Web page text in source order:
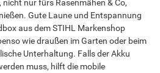
nur fürs Rasenmähen & Co,
Gute Laune und Entspannung
aus dem STIHL Markenshop
wie draußen im Garten oder beim
Unterhaltung. Falls der Akku
muss, hilft die mobile